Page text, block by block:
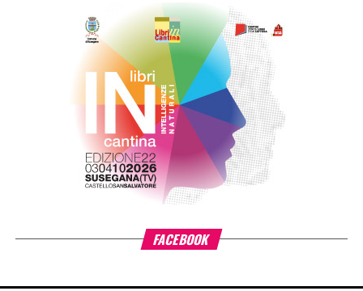
FACEBOOK